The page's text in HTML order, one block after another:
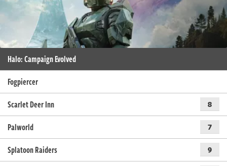
Halo: Campaign Evolved
Fogpiercer
Scarlet Deer Inn
8
Palworld 7
Splatoon Raiders 9